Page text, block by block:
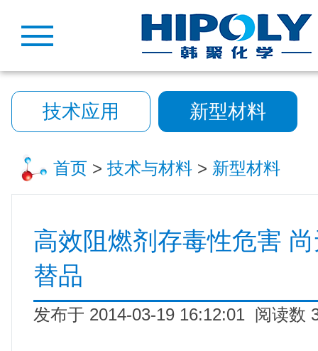
技术应用 新型材料
首页 > 技术与材料 > 新型材料
高效阻燃剂存毒性危害
替品
发布于 2014-03-19 16:12:01 阅读数